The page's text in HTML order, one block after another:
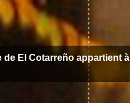
de El Cotarreño appartient